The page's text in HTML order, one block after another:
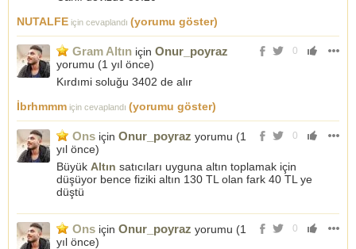
NUTALFE için cevaplandı (yorumu göster)
0
Gram Altın için Onur_poyraz
yorumu (1 yıl önce)
Kırdımi soluğu 3402 de alır
İbrhmmm için cevaplandı (yorumu göster)
0
Ons için Onur_poyraz yorumu (1
yıl önce)
Büyük Altın satıcıları uyguna altın toplamak için
düşüyor bence fiziki altın 130 TL olan fark 40 TL ye
düştü
0
Ons için Onur_poyraz yorumu (1
yıl önce)